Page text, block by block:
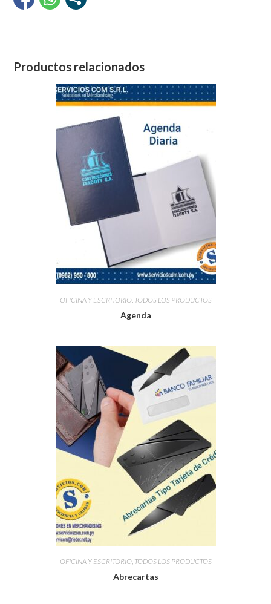
Productos relacionados
OFICINA Y ESCRITORIO, TODOS LOS PRODUCTOS
Agenda
OFICINA Y ESCRITORIO, TODOS LOS PRODUCTOS
Abrecartas